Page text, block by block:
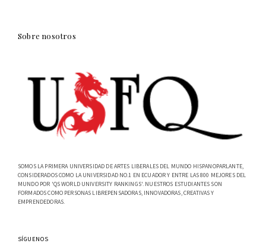
Sobre nosotros
SOMOS LA PRIMERA UNIVERSIDAD DE ARTES LIBERALES DEL MUNDO HISPANOPARLANTE,
CONSIDERADOS COMO LA UNIVERSIDAD NO.1 EN ECUADOR Y ENTRE LAS 800 MEJORES DEL
MUNDO POR 'QS WORLD UNIVERSITY RANKINGS'. NUESTROS ESTUDIANTES SON
FORMADOS COMO PERSONAS LIBREPENSADORAS, INNOVADORAS, CREATIVAS Y
EMPRENDEDORAS.
SÍGUENOS